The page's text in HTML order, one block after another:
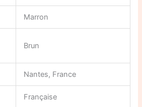
Marron
Brun
Nantes, France
Française